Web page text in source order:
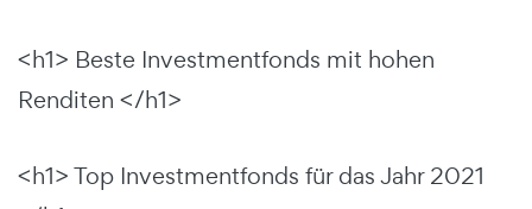
<h1> Beste Investmentfonds mit hohen
Renditen </h1>
<h1> Top Investmentfonds für das Jahr 2021